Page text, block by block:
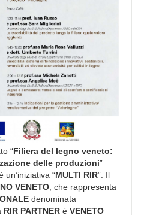
“Filiera del legno veneto:
delle produzioni”
un’iniziativa “MULTI RIR”. Il
VENETO, che rappresenta
denominata
RIR PARTNER è VENETO